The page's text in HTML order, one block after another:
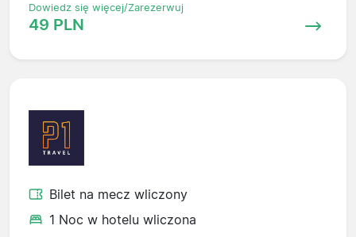
Dowiedz się więcej/Zarezerwuj
49 PLN
Bilet na mecz wliczony
1 Noc w hotelu wliczona